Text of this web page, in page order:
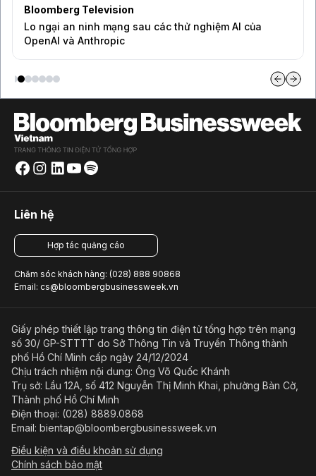
Bloomberg Television
Lo ngại an ninh mạng sau các thử nghiệm AI của
OpenAI và Anthropic
Liên hệ
Hợp tác quảng cáo
Chăm sóc khách hàng: (028) 888 90868
Email: cs@bloombergbusinessweek.vn
Giấy phép thiết lập trang thông tin điện tử tổng hợp trên mạng
số 30/ GP-STTTT do Sở Thông Tin và Truyền Thông thành
phố Hồ Chí Minh cấp ngày 24/12/2024
Chịu trách nhiệm nội dung: Ông Võ Quốc Khánh
Trụ sở: Lầu 12A, số 412 Nguyễn Thị Minh Khai, phường Bàn Cờ,
Thành phố Hồ Chí Minh
Điện thoại: (028) 8889.0868
Email: bientap@bloombergbusinessweek.vn
Điều kiện và điều khoản sử dụng
Chính sách bảo mật